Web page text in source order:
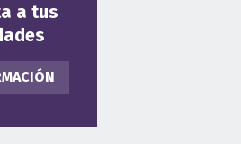
a tus